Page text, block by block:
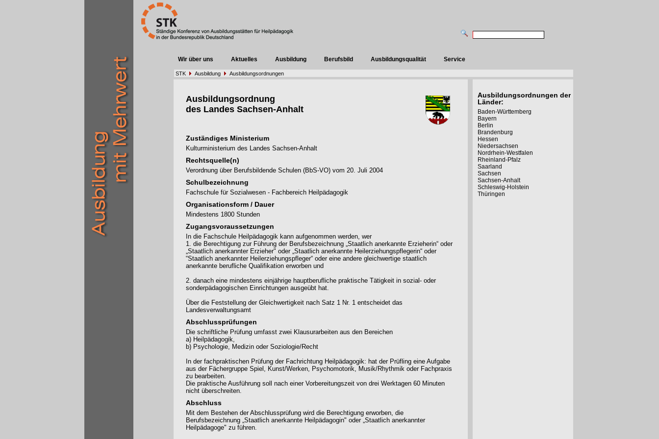
Wir über uns Aktuelles Ausbildung Berufsbild Ausbildungsqualität Service
STK Ausbildung Ausbildungsordnungen
Ausbildungsordnung
des Landes Sachsen-Anhalt
Zuständiges Ministerium
Kulturministerium des Landes Sachsen-Anhalt
Rechtsquelle(n)
Verordnung über Berufsbildende Schulen (BbS-VO) vom 20. Juli 2004
Schulbezeichnung
Fachschule für Sozialwesen - Fachbereich Heilpädagogik
Organisationsform / Dauer
Mindestens 1800 Stunden
Zugangsvoraussetzungen
In die Fachschule Heilpädagogik kann aufgenommen werden, wer
1. die Berechtigung zur Führung der Berufsbezeichnung „Staatlich anerkannte Erzieherin“ oder
„Staatlich anerkannter Erzieher" oder „Staatlich anerkannte Heilerziehungspflegerin“ oder
“Staatlich anerkannter Heilerziehungspfleger“ oder eine andere gleichwertige staatlich
anerkannte berufliche Qualifikation erworben und
2. danach eine mindestens einjährige hauptberufliche praktische Tätigkeit in sozial- oder
sonderpädagogischen Einrichtungen ausgeübt hat.
Über die Feststellung der Gleichwertigkeit nach Satz 1 Nr. 1 entscheidet das
Landesverwaltungsamt
Abschlussprüfungen
Die schriftliche Prüfung umfasst zwei Klausurarbeiten aus den Bereichen
a) Heilpädagogik,
b) Psychologie, Medizin oder Soziologie/Recht
In der fachpraktischen Prüfung der Fachrichtung Heilpädagogik: hat der Prüfling eine Aufgabe
aus der Fächergruppe Spiel, Kunst/Werken, Psychomotorik, Musik/Rhythmik oder Fachpraxis
zu bearbeiten.
Die praktische Ausführung soll nach einer Vorbereitungszeit von drei Werktagen 60 Minuten
nicht überschreiten.
Abschluss
Mit dem Bestehen der Abschlussprüfung wird die Berechtigung erworben, die
Berufsbezeichnung „Staatlich anerkannte Heilpädagogin" oder „Staatlich anerkannter
Heilpädagoge" zu führen.
Ausbildungsordnungen der
Länder:
Baden-Württemberg
Bayern
Berlin
Brandenburg
Hessen
Niedersachsen
Nordrhein-Westfalen
Rheinland-Pfalz
Saarland
Sachsen
Sachsen-Anhalt
Schleswig-Holstein
Thüringen